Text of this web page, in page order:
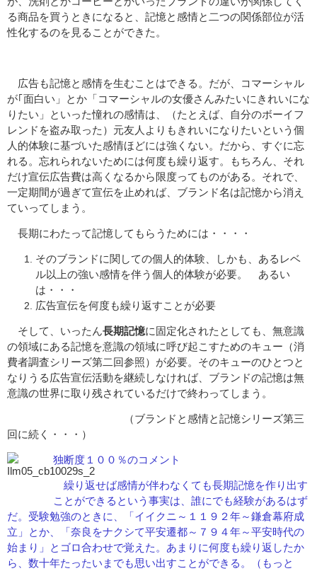
る商品を買うときになると、記憶と感情と二つの関係部位が活
性化するのを見ることができた。
広告も記憶と感情を生むことはできる。だが、コマーシャル
が｢面白い」とか「コマーシャルの女優さんみたいにきれいにな
りたい」といった憧れの感情は、（たとえば、自分のボーイフ
レンドを盗み取った）元友人よりもきれいになりたいという個
人的体験に基づいた感情ほどには強くない。だから、すぐに忘
れる。忘れられないためには何度も繰り返す。もちろん、それ
だけ宣伝広告費は高くなるから限度ってものがある。それで、
一定期間が過ぎて宣伝を止めれば、ブランド名は記憶から消え
ていってしまう。
長期にわたって記憶してもらうためには・・・・
そのブランドに関しての個人的体験、しかも、あるレベ
ル以上の強い感情を伴う個人的体験が必要。 あるい
は・・・
広告宣伝を何度も繰り返すことが必要
そして、いったん長期記憶に固定化されたとしても、無意識
の領域にある記憶を意識の領域に呼び起こすためのキュー（消
費者調査シリーズ第二回参照）が必要。そのキューのひとつと
なりうる広告宣伝活動を継続しなければ、ブランドの記憶は無
意識の世界に取り残されているだけで終わってしまう。
（ブランドと感情と記憶シリーズ第三
回に続く・・・）
独断度１００％のコメント
繰り返せば感情が伴わなくても長期記憶を作り出す
ことができるという事実は、誰にでも経験があるはず
だ。受験勉強のときに、「イイクニ～１１９２年～鎌倉幕府成
立」とか、「奈良をナクシて平安遷都～７９４年～平安時代の
始まり」とゴロ合わせで覚えた。あまりに何度も繰り返したか
ら、数十年たったいまでも思い出すことができる。（もっと